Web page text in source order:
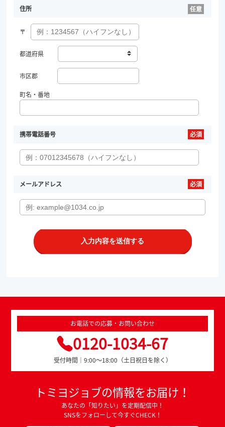
住所
〒
都道府県
市区郡
町名・番地
携帯電話番号
メールアドレス
お電話での応募・お問い合わせ
0120-1034-67
受付時間｜9:00～18:00（土日祝日を除く）
トミヨジョブの情報をお届け！
あなたの「知りたい」を定期配信中！
SNSをフォローして今すぐCHECK！